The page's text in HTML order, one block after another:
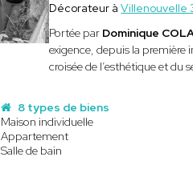
Décorateur àVillenouvelle
Portée par Dominique
exigence, depuis la première
croisée de l’esthétique et du
8 types de biens
Maison individuelle
Appartement
Salle de bain